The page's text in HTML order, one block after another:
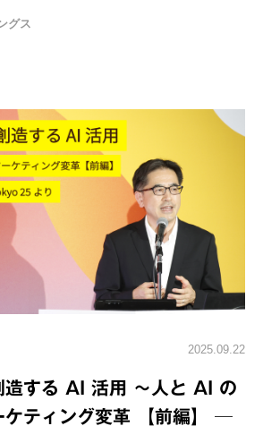
グス
2025.09.22
造する AI 活用 ～人と AI の
ケティング変革 【前編】 ─